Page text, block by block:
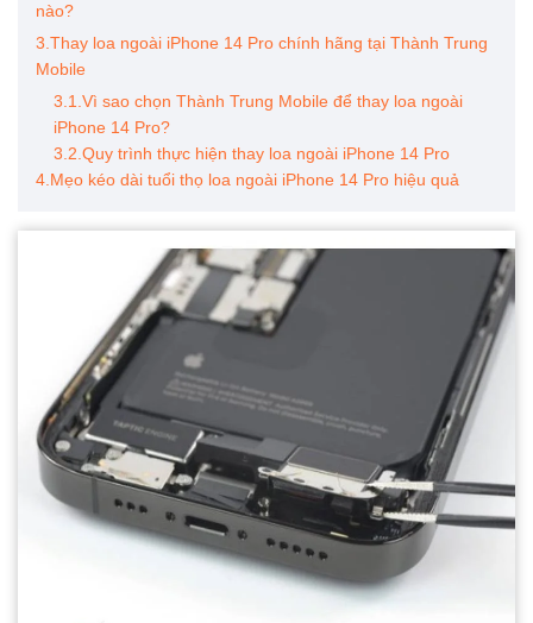
nào?
3.Thay loa ngoài iPhone 14 Pro chính hãng tại Thành Trung
Mobile
3.1.Vì sao chọn Thành Trung Mobile để thay loa ngoài
iPhone 14 Pro?
3.2.Quy trình thực hiện thay loa ngoài iPhone 14 Pro
4.Mẹo kéo dài tuổi thọ loa ngoài iPhone 14 Pro hiệu quả